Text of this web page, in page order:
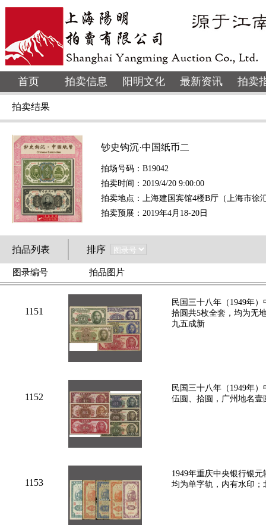
首页 拍卖信息 阳明文化 最新资讯 拍卖
拍卖结果
钞史钩沉·中国纸币二
拍场号码：B19042
拍卖时间：2019/4/20 9:00:00
拍卖地点：上海建国宾馆4楼B厅（上海市徐
拍卖预展：2019年4月18-20日
拍品列表 排序
图录编号 拍品图片
1151
民国三十八年（1949年
拾圆共5枚全套，均为无
九五成新
1152
民国三十八年（1949年
伍圆、拾圆，广州地名
1153
1949年重庆中央银行银
均为单字轨，内有水印